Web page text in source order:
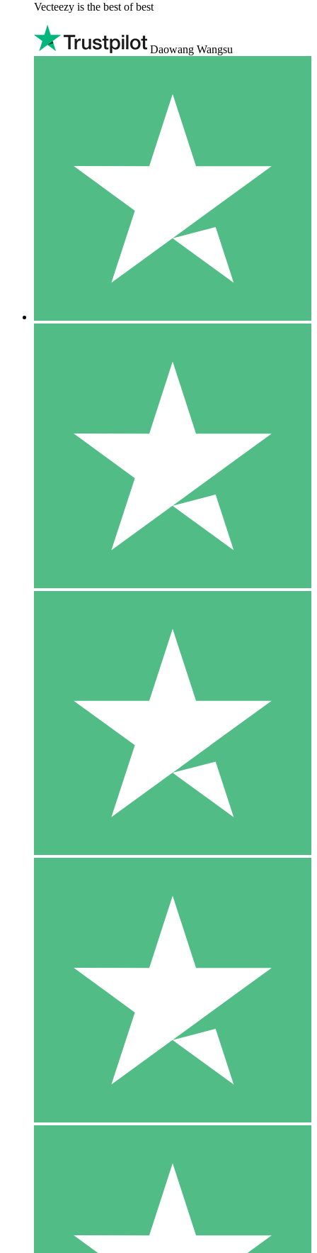
Vecteezy is the best of best
Daowang Wangsu